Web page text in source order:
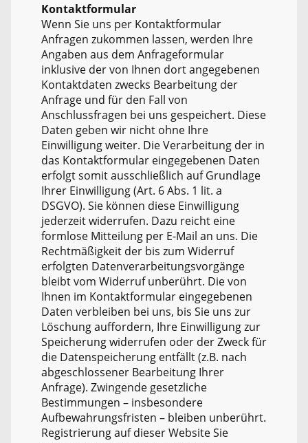
Kontaktformular
Wenn Sie uns per Kontaktformular
Anfragen zukommen lassen, werden Ihre
Angaben aus dem Anfrageformular
inklusive der von Ihnen dort angegebenen
Kontaktdaten zwecks Bearbeitung der
Anfrage und für den Fall von
Anschlussfragen bei uns gespeichert. Diese
Daten geben wir nicht ohne Ihre
Einwilligung weiter. Die Verarbeitung der in
das Kontaktformular eingegebenen Daten
erfolgt somit ausschließlich auf Grundlage
Ihrer Einwilligung (Art. 6 Abs. 1 lit. a
DSGVO). Sie können diese Einwilligung
jederzeit widerrufen. Dazu reicht eine
formlose Mitteilung per E-Mail an uns. Die
Rechtmäßigkeit der bis zum Widerruf
erfolgten Datenverarbeitungsvorgänge
bleibt vom Widerruf unberührt. Die von
Ihnen im Kontaktformular eingegebenen
Daten verbleiben bei uns, bis Sie uns zur
Löschung auffordern, Ihre Einwilligung zur
Speicherung widerrufen oder der Zweck für
die Datenspeicherung entfällt (z.B. nach
abgeschlossener Bearbeitung Ihrer
Anfrage). Zwingende gesetzliche
Bestimmungen – insbesondere
Aufbewahrungsfristen – bleiben unberührt.
Registrierung auf dieser Website Sie